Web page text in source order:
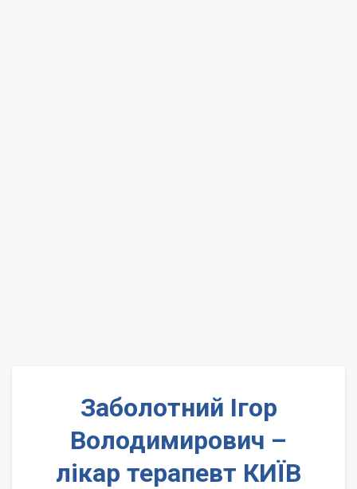
Заболотний Ігор
Володимирович –
лікар терапевт КИЇВ